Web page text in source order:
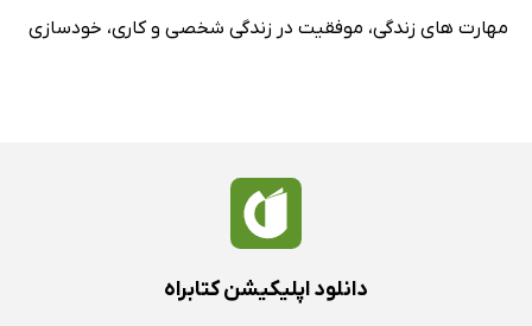
مهارت های زندگی، موفقیت در زندگی شخصی و کاری، خودسازی
دانلود اپلیکیشن کتابراه